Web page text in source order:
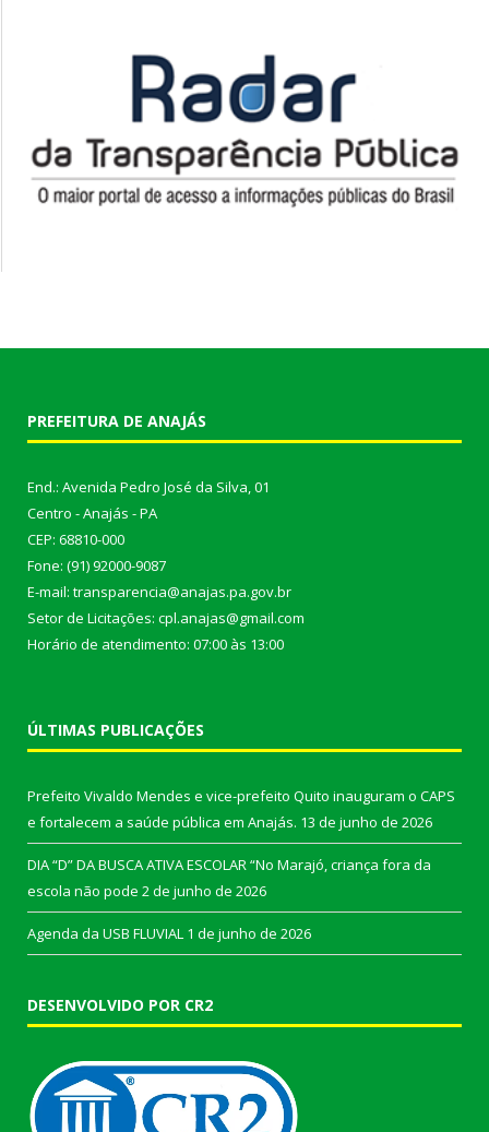
PREFEITURA DE ANAJÁS
End.: Avenida Pedro José da Silva, 01
Centro - Anajás - PA
CEP: 68810-000
Fone: (91) 92000-9087
E-mail: transparencia@anajas.pa.gov.br
Setor de Licitações: cpl.anajas@gmail.com
Horário de atendimento: 07:00 às 13:00
ÚLTIMAS PUBLICAÇÕES
Prefeito Vivaldo Mendes e vice-prefeito Quito inauguram o CAPS
e fortalecem a saúde pública em Anajás. 13 de junho de 2026
DIA “D” DA BUSCA ATIVA ESCOLAR “No Marajó, criança fora da
escola não pode 2 de junho de 2026
Agenda da USB FLUVIAL 1 de junho de 2026
DESENVOLVIDO POR CR2